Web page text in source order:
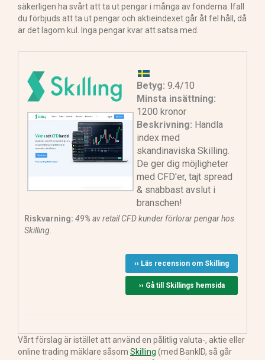
säkerligen ha svårt att ta ut pengar i många av fonderna. Ifall
du förbjuds att ta ut pengar och aktieindexet går åt fel håll, då
är det lagom kul. Inga pengar kvar att satsa med.
Betyg: 9.4/10
Minsta insättning:
1200 kronor
Beskrivning: Handla
index med
skandinaviska Skilling.
De ger dig möjligheter
med CFD'er, tajt spread
& snabbast avslut i
branschen!
Riskvarning: 49% av retail CFD kunder förlorar pengar hos
Skilling.
›› Läs recension om Skilling
›› Gå till Skillings hemsida
Vårt förslag är istället att använd en pålitlig valuta-, aktie eller
online trading mäklare såsom Skilling (med BankID, så går